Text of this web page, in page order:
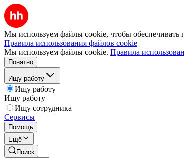
Мы используем файлы cookie, чтобы обеспечивать
Правила использования файлов cookie
Мы используем файлы cookie. Правила
Понятно
Ищу работу
Ищу работу
Ищу работу
Ищу сотрудника
Сервисы
Помощь
Ещё
Поиск